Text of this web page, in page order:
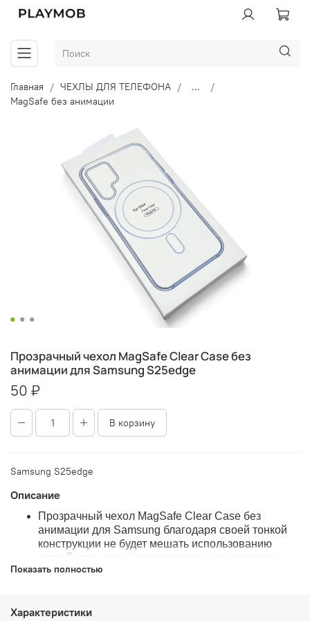
Главная ЧЕХЛЫ ДЛЯ ТЕЛЕФОНА
...
MagSafe без анимации
Прозрачный чехол MagSafe Clear Case без
анимации для Samsung S25edge
50 ₽
В корзину
Samsung S25edge
Описание
Прозрачный чехол MagSafe Clear Case без
анимации для Samsung благодаря своей тонкой
конструкции не будет мешать использованию
устройства, сохраняя доступ ко всем кнопкам и
разъёмам.
обеспечивая надежное удержание чехла.
Показать полностью
Характеристики